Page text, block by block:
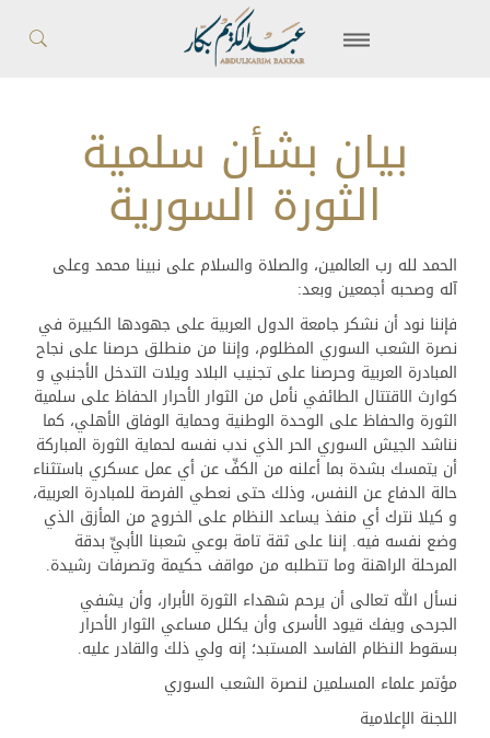
بيان بشأن سلمية
الثورة السورية
الحمد لله رب العالمين، والصلاة والسلام على نبينا محمد وعلى
آله وصحبه أجمعين وبعد:
فإننا نود أن نشكر جامعة الدول العربية على جهودها الكبيرة في
نصرة الشعب السوري المظلوم، وإننا من منطلق حرصنا على نجاح
المبادرة العربية وحرصنا على تجنيب البلاد ويلات التدخل الأجنبي و
كوارث الاقتتال الطائفي نأمل من الثوار الأحرار الحفاظ على سلمية
الثورة والحفاظ على الوحدة الوطنية وحماية الوفاق الأهلي، كما
نناشد الجيش السوري الحر الذي ندب نفسه لحماية الثورة المباركة
أن يتمسك بشدة بما أعلنه من الكفِّ عن أي عمل عسكري باستثناء
حالة الدفاع عن النفس، وذلك حتى نعطي الفرصة للمبادرة العربية،
و كيلا نترك أي منفذ يساعد النظام على الخروج من المأزق الذي
وضع نفسه فيه. إننا على ثقة تامة بوعي شعبنا الأبيِّ بدقة
المرحلة الراهنة وما تتطلبه من مواقف حكيمة وتصرفات رشيدة.
نسأل الله تعالى أن يرحم شهداء الثورة الأبرار، وأن يشفي
الجرحى ويفك قيود الأسرى وأن يكلل مساعي الثوار الأحرار
بسقوط النظام الفاسد المستبد؛ إنه ولي ذلك والقادر عليه.
مؤتمر علماء المسلمين لنصرة الشعب السوري
اللجنة الإعلامية